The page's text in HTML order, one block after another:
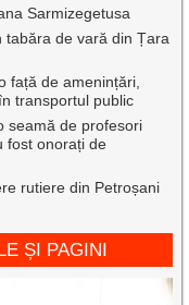
Sarmizegetusa
tabăra de vară din Țara
față de amenințări,
transportul public
seamă de profesori
fost onorați de
rutiere din Petroșani
ȘI PAGINI